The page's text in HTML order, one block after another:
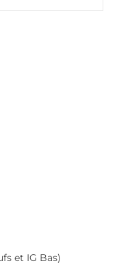
et IG Bas)